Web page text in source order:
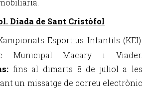
Diada de Sant Cristòfol
Esportius Infantils (KEI).
Municipal Macary i Viader.
fins al dimarts 8 de juliol a les
un missatge de correu electrònic